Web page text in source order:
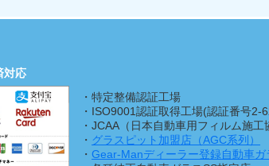
対応
・特定整備認証工場
・ISO9001認証取得工場(認証番号2-
・JCAA（日本自動車用フィルム施
・ グラスピット加盟店（AGC系列）
・ Gear-Manディーラー登録自動車ガ